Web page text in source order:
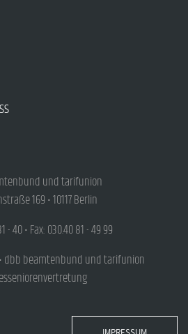
und tarifunion
169 • 10117 Berlin
- 40 • Fax: 030.40 81 - 49 99
dbb beamtenbund und tarifunion